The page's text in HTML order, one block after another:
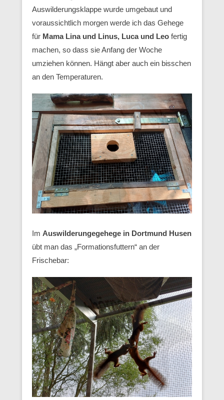
Auswilderungsklappe wurde umgebaut und
voraussichtlich morgen werde ich das Gehege
für Mama Lina und Linus, Luca und Leo fertig
machen, so dass sie Anfang der Woche
umziehen können. Hängt aber auch ein bisschen
an den Temperaturen.
Im Auswilderungegehege in Dortmund Husen
übt man das „Formationsfuttern“ an der
Frischebar: